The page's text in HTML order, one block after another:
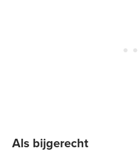
Als bijgerecht